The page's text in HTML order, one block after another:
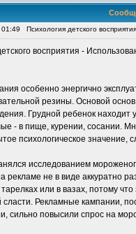
Психология детского
восприятия -
особенно энергично
резины. Основой
Грудной ребенок находит
- в пище, курении, сосании.
психологическое
исследованием
рекламе не в виде аккуратно
или в вазах, потому
Рекламные кампании,
сильно повысили спрос на